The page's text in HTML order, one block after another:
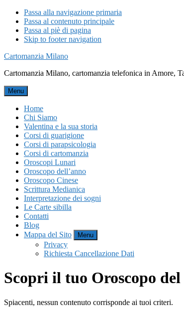
Passa alla navigazione primaria
Passa al contenuto principale
Passa al piè di pagina
Skip to footer navigation
Cartomanzia Milano
Cartomanzia Milano, cartomanzia telefonica in Amore,
Menu
Home
Chi Siamo
Valentina e la sua storia
Corsi di guarigione
Corsi di parapsicologia
Corsi di cartomanzia
Oroscopi Lunari
Oroscopo dell’anno
Oroscopo Cinese
Scrittura Medianica
Interpretazione dei sogni
Le Carte sibilla
Contatti
Blog
Mappa del Sito
Menu
Privacy
Richiesta Cancellazione Dati
Scopri il tuo Oroscopo
Spiacenti, nessun contenuto corrisponde ai tuoi criteri.